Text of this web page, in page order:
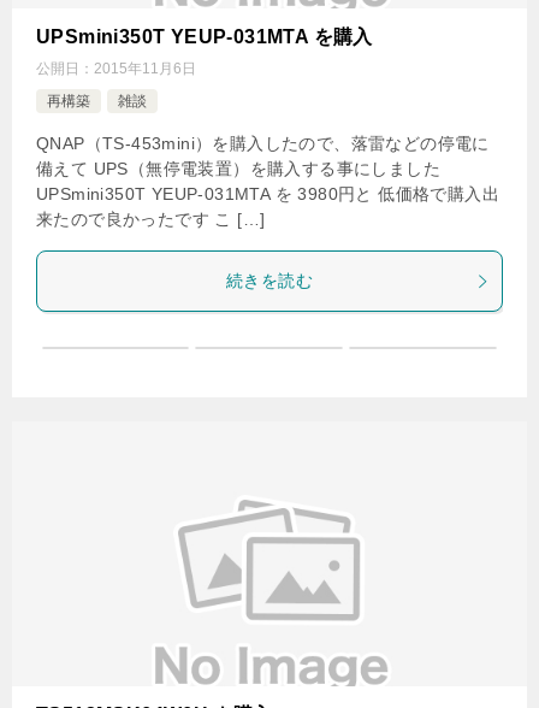
UPSmini350T YEUP-031MTA を購入
公開日： 2015年11月6日
再構築
雑談
QNAP（TS-453mini）を購入したので、落雷などの停電に
備えて UPS（無停電装置）を購入する事にしました
UPSmini350T YEUP-031MTA を 3980円と 低価格で購入出
来たので良かったです こ […]
続きを読む